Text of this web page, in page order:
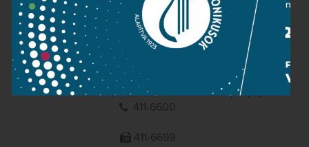
NEMZETI
FILHARMONIKUSOK
1095 Budapest, Komor Marcell u. 1. (Müpa)
411-6600
411-6699